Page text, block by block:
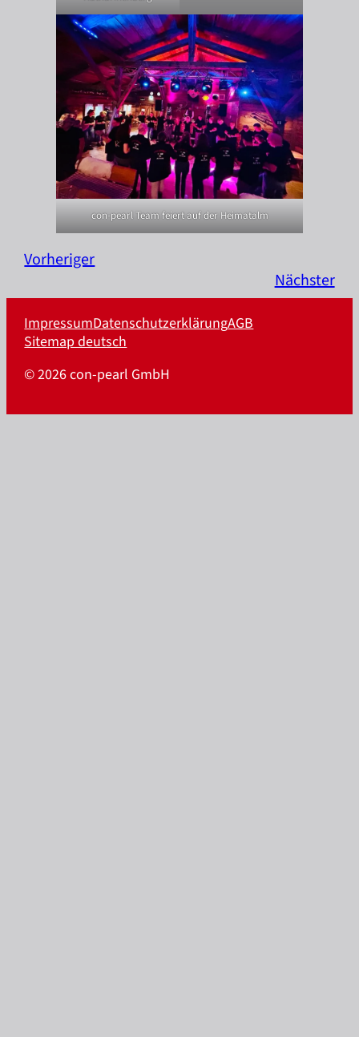
con-pearl Team feiert auf der Heimatalm
Vorheriger
Nächster
ImpressumDatenschutzerklärungAGB
Sitemap deutsch
© 2026 con-pearl GmbH